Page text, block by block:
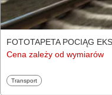
FOTOTAPETA POCIĄG
Cena zależy od wymiarów
Fototapety
Transport